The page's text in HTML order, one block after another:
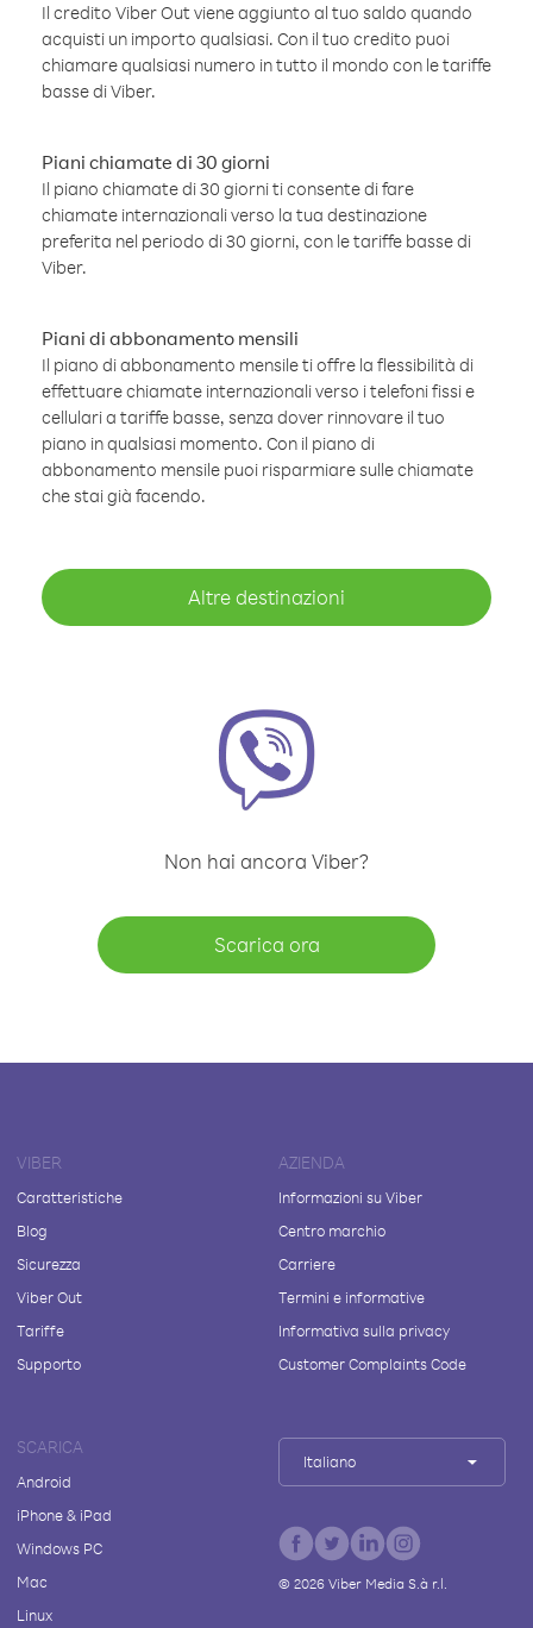
Il credito Viber Out viene aggiunto al tuo saldo quando
acquisti un importo qualsiasi. Con il tuo credito puoi
chiamare qualsiasi numero in tutto il mondo con le tariffe
basse di Viber.
Piani chiamate di 30 giorni
Il piano chiamate di 30 giorni ti consente di fare
chiamate internazionali verso la tua destinazione
preferita nel periodo di 30 giorni, con le tariffe basse di
Viber.
Piani di abbonamento mensili
Il piano di abbonamento mensile ti offre la flessibilità di
effettuare chiamate internazionali verso i telefoni fissi e
cellulari a tariffe basse, senza dover rinnovare il tuo
piano in qualsiasi momento. Con il piano di
abbonamento mensile puoi risparmiare sulle chiamate
che stai già facendo.
Altre destinazioni
Non hai ancora Viber?
Scarica ora
VIBER
Caratteristiche
Blog
Sicurezza
Viber Out
Tariffe
Supporto
AZIENDA
Informazioni su Viber
Centro marchio
Carriere
Termini e informative
Informativa sulla privacy
Customer Complaints Code
SCARICA
Android
iPhone & iPad
Windows PC
Mac
Linux
Italiano
© 2026Viber Media S.à r.l.